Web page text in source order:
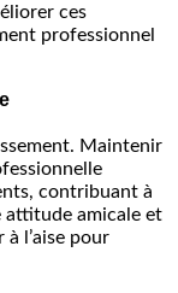
ces
professionnel
Maintenir
contribuant à
attitude amicale et
l’aise pour